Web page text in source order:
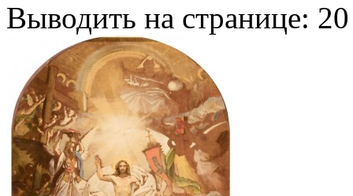
Выводить на странице: 20